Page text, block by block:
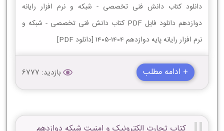
دانلود کتاب دانش فنی تخصصی - شبکه و نرم افزار رایانه
دوازدهم دانلود فایل PDF کتاب دانش فنی تخصصی - شبکه و
نرم افزار رایانه پایه دوازدهم 1404-1405 [دانلود PDF]
+ ادامه مطلب بازدید: 6777